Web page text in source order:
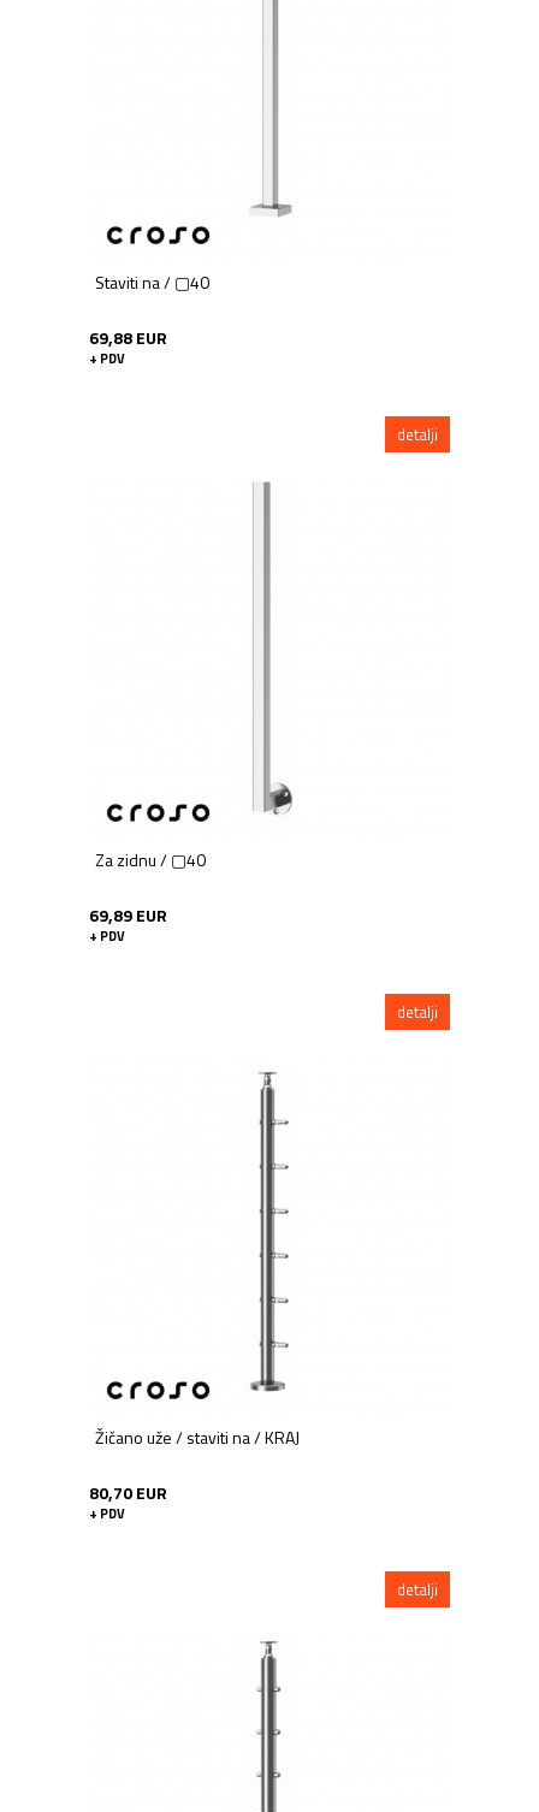
Staviti na / ▢40
69,88 EUR
+ PDV
detalji
Za zidnu / ▢40
69,89 EUR
+ PDV
detalji
Žičano uže / staviti na / KRAJ
80,70 EUR
+ PDV
detalji